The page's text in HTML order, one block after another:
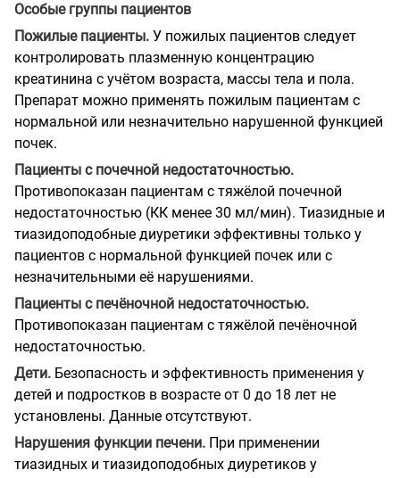
Особые группы пациентов
Пожилые пациенты. У пожилых пациентов следует
контролировать плазменную концентрацию
креатинина с учётом возраста, массы тела и пола.
Препарат можно применять пожилым пациентам с
нормальной или незначительно нарушенной функцией
почек.
Пациенты с почечной недостаточностью.
Противопоказан пациентам с тяжёлой почечной
недостаточностью (КК менее 30 мл/мин). Тиазидные и
тиазидоподобные диуретики эффективны только у
пациентов с нормальной функцией почек или с
незначительными её нарушениями.
Пациенты с печёночной недостаточностью.
Противопоказан пациентам с тяжёлой печёночной
недостаточностью.
Дети. Безопасность и эффективность применения у
детей и подростков в возрасте от 0 до 18 лет не
установлены. Данные отсутствуют.
Нарушения функции печени. При применении
тиазидных и тиазидоподобных диуретиков у